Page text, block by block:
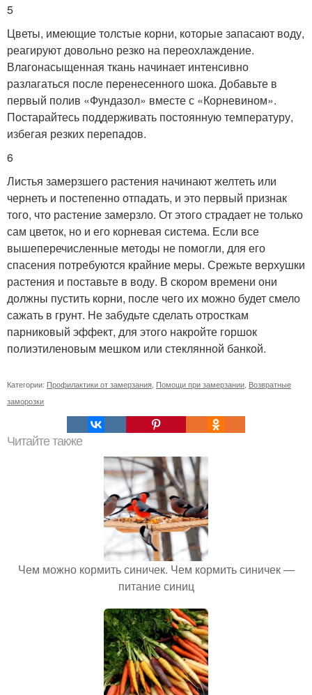
5
Цветы, имеющие толстые корни, которые запасают воду,
реагируют довольно резко на переохлаждение.
Влагонасыщенная ткань начинает интенсивно
разлагаться после перенесенного шока. Добавьте в
первый полив «Фундазол» вместе с «Корневином».
Постарайтесь поддерживать постоянную температуру,
избегая резких перепадов.
6
Листья замерзшего растения начинают желтеть или
чернеть и постепенно отпадать, и это первый признак
того, что растение замерзло. От этого страдает не только
сам цветок, но и его корневая система. Если все
вышеперечисленные методы не помогли, для его
спасения потребуются крайние меры. Срежьте верхушки
растения и поставьте в воду. В скором времени они
должны пустить корни, после чего их можно будет смело
сажать в грунт. Не забудьте сделать отросткам
парниковый эффект, для этого накройте горшок
полиэтиленовым мешком или стеклянной банкой.
Категории: Профилактики от замерзания Помощи при замерзании Возвратные
заморозки
Читайте также
Чем можно кормить синичек. Чем кормить синичек —
питание синиц